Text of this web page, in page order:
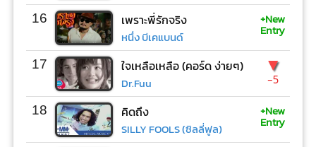
16 เพราะพี่รักจริง
หนึ่ง บีเคแบนด์
+New
Entry
17 ใจเหลือเหลือ (คอร์ด ง่ายๆ)
Dr.Fuu
▼
-5
18 คิดถึง
SILLY FOOLS (ซิลลี่ฟูล)
+New
Entry